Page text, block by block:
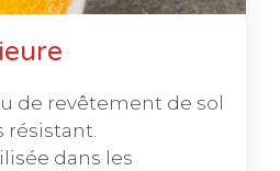
de revêtement de sol
résistant.
dans les